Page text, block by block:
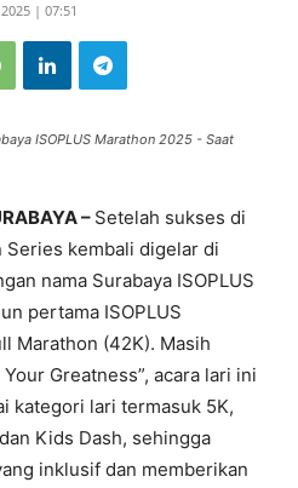
| 07:51
ISOPLUS Marathon 2025 - Saat
– Setelah sukses di
Series kembali digelar di
nama Surabaya ISOPLUS
pertama ISOPLUS
Marathon (42K). Masih
Greatness”, acara lari ini
kategori lari termasuk 5K,
Kids Dash, sehingga
inklusif dan memberikan